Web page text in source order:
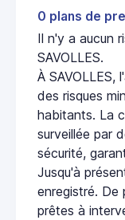
0 plans de
Il n'y a aucun
SAVOLLES.
À
des risques
habitants. La
surveillée par
sécurité,
Jusqu'à
enregistré. De
prêtes à